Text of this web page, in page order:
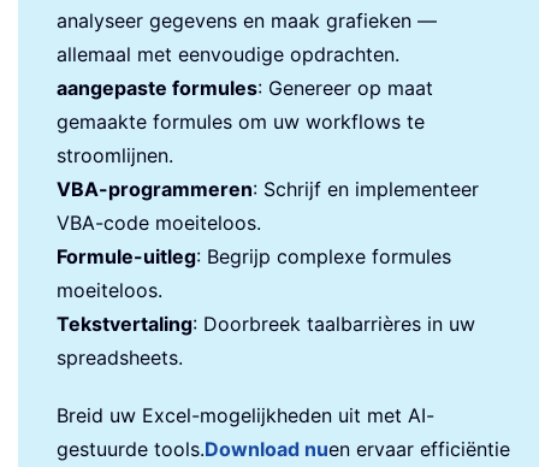
analyseer gegevens en maak grafieken —
allemaal met eenvoudige opdrachten.
aangepaste formules: Genereer op maat
gemaakte formules om uw workflows te
stroomlijnen.
VBA-programmeren: Schrijf en implementeer
VBA-code moeiteloos.
Formule-uitleg: Begrijp complexe formules
moeiteloos.
Tekstvertaling: Doorbreek taalbarrières in uw
spreadsheets.
Breid uw Excel-mogelijkheden uit met AI-
gestuurde tools.Download nuen ervaar efficiëntie